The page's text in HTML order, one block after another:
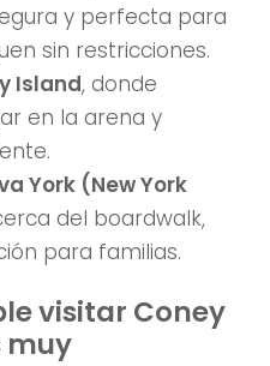
y perfecta para
sin restricciones.
Island, donde
en la arena y
York (New York
del boardwalk,
para familias.
visitar Coney
muy